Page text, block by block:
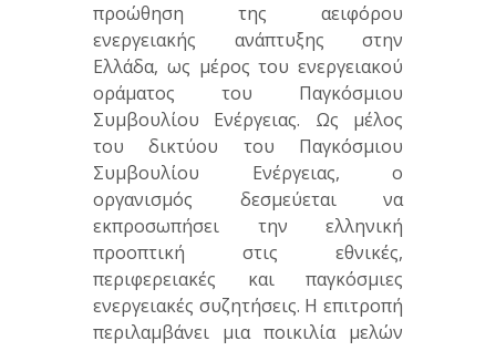
προώθηση της αειφόρου
ενεργειακής ανάπτυξης στην
Ελλάδα, ως μέρος του ενεργειακού
οράματος του Παγκόσμιου
Συμβουλίου Ενέργειας. Ως μέλος
του δικτύου του Παγκόσμιου
Συμβουλίου Ενέργειας, ο
οργανισμός δεσμεύεται να
εκπροσωπήσει την ελληνική
προοπτική στις εθνικές,
περιφερειακές και παγκόσμιες
ενεργειακές συζητήσεις. Η επιτροπή
περιλαμβάνει μια ποικιλία μελών